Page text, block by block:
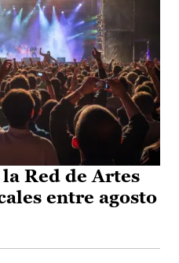
Red de Artes
entre agosto